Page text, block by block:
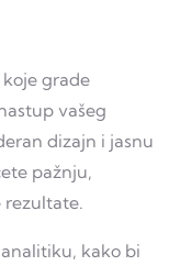
grade
vašeg
dizajn i jasnu
pažnju,
rezultate.
kako bi